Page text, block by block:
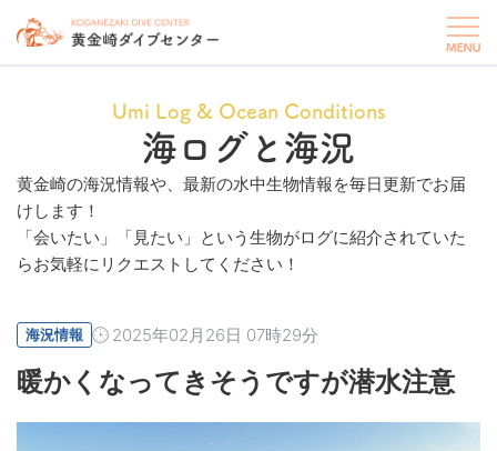
Umi Log & Ocean Conditions
海ログと海況
黄金崎の海況情報や、最新の水中生物情報を毎日更新でお届
けします！
「会いたい」「見たい」という生物がログに紹介されていた
らお気軽にリクエストしてください！
海況情報 2025年02月26日 07時29分
暖かくなってきそうですが潜水注意